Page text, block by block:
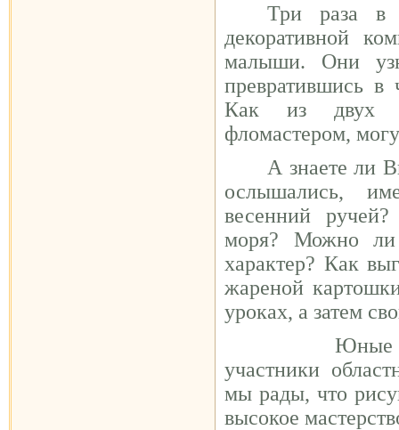
Три раза в
декоративной
малыши. Они
превратившись в
Как из двух
фломастером,
А знаете ли
ослышались,
весенний
моря? Можно ли
характер? Как
жареной
уроках, а затем
Юные
участники
мы рады, что
высокое